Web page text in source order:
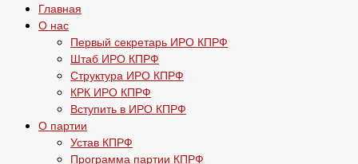
Главная
О нас
Первый секретарь ИРО КПРФ
Штаб ИРО КПРФ
Структура ИРО КПРФ
КРК ИРО КПРФ
Вступить в ИРО КПРФ
О партии
Устав КПРФ
Программа партии КПРФ